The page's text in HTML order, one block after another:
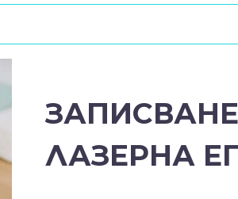
ЛАЗЕРНА